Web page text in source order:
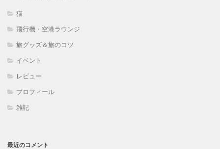
猫
飛行機・空港ラウンジ
旅グッズ＆旅のコツ
イベント
レビュー
プロフィール
雑記
最近のコメント